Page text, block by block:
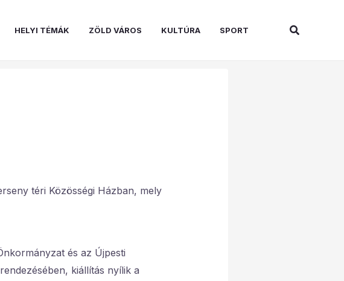
HELYI TÉMÁK ZÖLD VÁROS KULTÚRA SPORT Search
téri Közösségi Házban, mely
és az Újpesti
kiállítás nyílik a